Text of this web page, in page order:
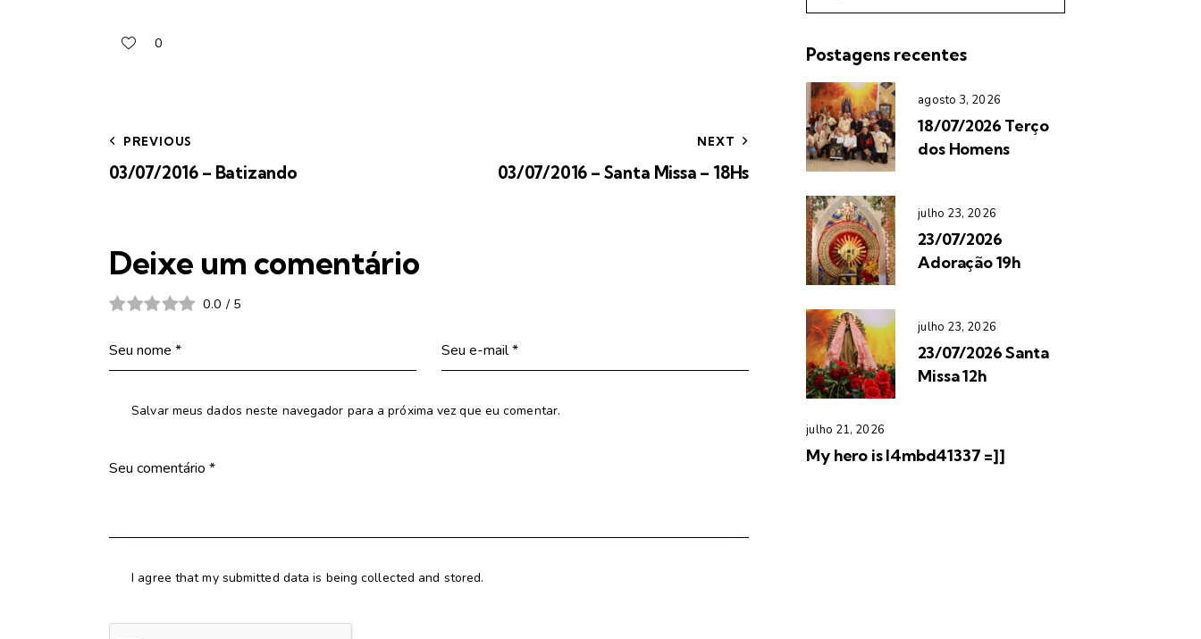
0
PREVIOUS
03/07/2016 – Batizando
NEXT
03/07/2016 – Santa Missa – 18Hs
Deixe um comentário
0.0 / 5
Salvar meus dados neste navegador para a próxima vez que eu comentar.
I agree that my submitted data is being collected and stored.
Postagens recentes
agosto 3, 2026
18/07/2026 Terço
dos Homens
julho 23, 2026
23/07/2026
Adoração 19h
julho 23, 2026
23/07/2026 Santa
Missa 12h
julho 21, 2026
My hero is l4mbd41337 =]]